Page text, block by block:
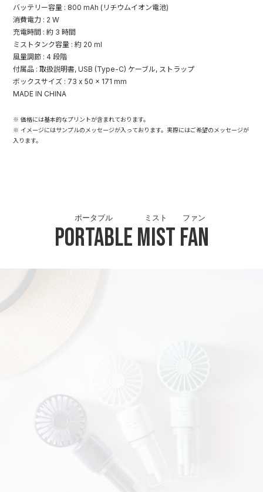
バッテリー容量 : 800 mAh (リチウムイオン電池)
消費電力 : 2 W
充電時間 : 約 3 時間
ミストタンク容量 : 約 20 ml
風量調節 : 4 段階
付属品 : 取扱説明書, USB (Type-C) ケーブル, ストラップ
ボックスサイズ : 73 x 50 x 171 mm
MADE IN CHINA
※ 価格には基本的なプリントが含まれております。
※ イメージにはサンプルのメッセージが入っております。実際にはご希望のメッセージが
入ります。
Portable
ポータブル
Mist
ミスト
Fan
ファン